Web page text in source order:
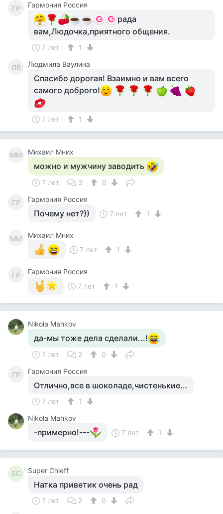
ГР Гармония Россия
рада
вам,Людочка,приятного общения.
7 лет 1
ЛВ Людмила Ваулина
Спасибо дорогая! Взаимно и вам всего
самого доброго!
7 лет 1
ММ Михаил Мних
можно и мужчину заводить
7 лет 3 0
ГР Гармония Россия
Почему нет?)) 7 лет 1
ММ
Михаил Мних
7 лет
1
ГР
Гармония Россия
7 лет
1
Nikola Mahkov
да-мы тоже дела сделали...!
7 лет 2 0
ГР Гармония Россия
Отлично,все в шоколаде,чистенькие...
7 лет
1
Nikola Mahkov
-примерно!--- 7 лет 1
SС Super Сhieff
Натка приветик очень рад
7 лет 2
0